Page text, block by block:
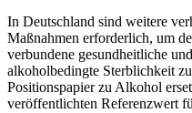
In Deutschland sind weitere
Maßnahmen erforderlich, um
verbundene gesundheitliche
alkoholbedingte Sterblichkeit
Positionspapier zu Alkohol
veröffentlichten Referenzwert